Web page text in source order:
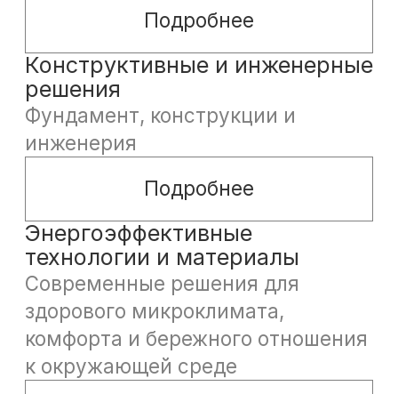
Уверенность в самом важном
Подробнее
Этапы
проектирования